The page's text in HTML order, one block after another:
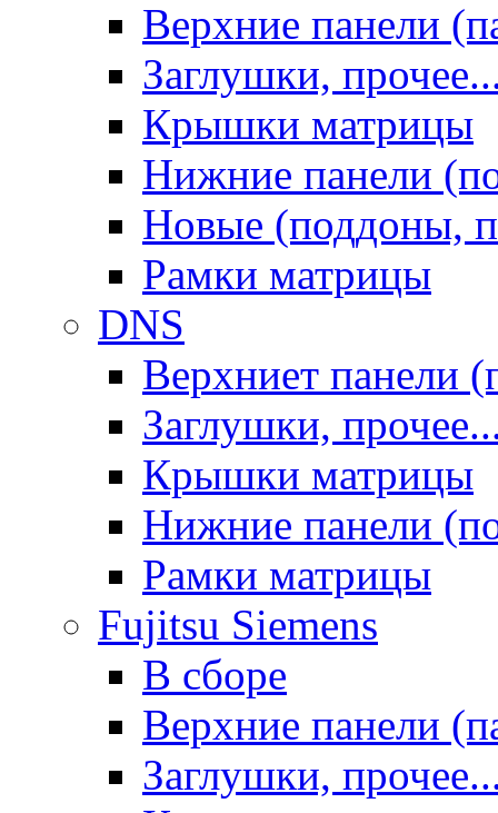
Верхние панели
Заглушки,
Крышки матрицы
Нижние панели
Новые (поддоны,
Рамки матрицы
DNS
Верхниет панели
Заглушки,
Крышки матрицы
Нижние панели
Рамки матрицы
Fujitsu Siemens
В сборе
Верхние панели
Заглушки,